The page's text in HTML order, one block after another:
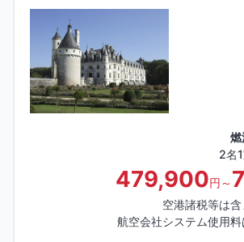
燃
2名
479,900円～
空港諸税等は
航空会社システム使用料